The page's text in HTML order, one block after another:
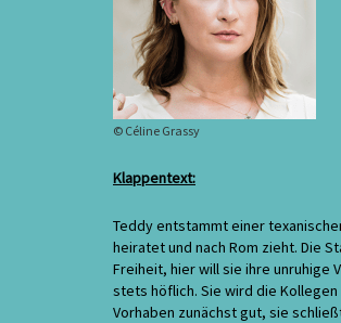
© Céline Grassy
Klappentext:
Teddy entstammt einer
heiratet und nach Rom zieht. Die
Freiheit, hier will sie ihre unruhige
stets höflich. Sie wird die
Vorhaben zunächst gut, sie